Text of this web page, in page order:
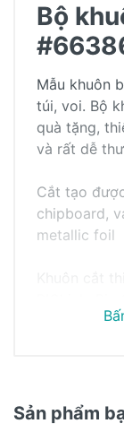
Bộ
Mẫu khuôn
túi, voi. Bộ
quà tặng,
và rất dễ
Cắt tạo
chipboard,
metallic foil
phải sử
Thông số:
- Kích
Chưa có bài
Sản phẩm